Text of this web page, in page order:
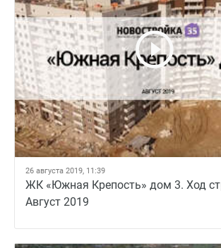
26 августа 2019, 11:39
ЖК «Южная Крепость» дом 3. Ход
Август 2019